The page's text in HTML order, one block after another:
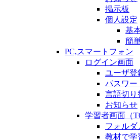
掲示板
個人設定
基
簡
PC,スマートフォン
ログイン画面
ユーザ登
パスワー
言語切り
お知らせ
学習者画面（
フォルダ
教材で学